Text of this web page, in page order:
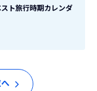
ト旅行時期カレンダ